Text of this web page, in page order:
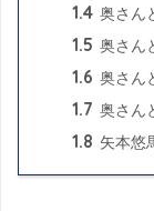
1.4 奥さん
1.5 奥さん
1.6 奥さん
1.7 奥さん
1.8 矢本悠